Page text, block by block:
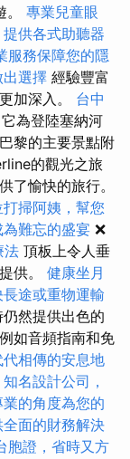
專業兒童眼
供各式助聽器
服務保障您的隱
選擇 經驗豐富
加深入。 台中
為登陸塞納河
黎的主要景點附
的觀光之旅
了愉快的旅行。
掃阿姨，幫您
難忘的盛宴 ❌
法 頂板上令人垂
供。 健康坐月
途或重物運輸
然提供出色的
如音頻指南和免
相傳的安息地
知名設計公司，
的角度為您的
面的財務解決
胞證，省時又方